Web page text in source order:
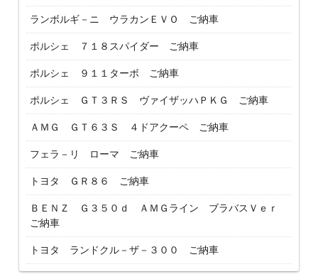
ランボルギ－ニ ウラカンＥＶＯ ご納車
ポルシェ ７１８スパイダー ご納車
ポルシェ ９１１ターボ ご納車
ポルシェ ＧＴ３ＲＳ ヴァイザッハＰＫＧ ご納車
ＡＭＧ ＧＴ６３Ｓ ４ドアクーペ ご納車
フェラ－リ ローマ ご納車
トヨタ ＧＲ８６ ご納車
ＢＥＮＺ Ｇ３５０ｄ ＡＭＧライン ブラバスＶｅｒ
ご納車
トヨタ ランドクル－ザ－３００ ご納車